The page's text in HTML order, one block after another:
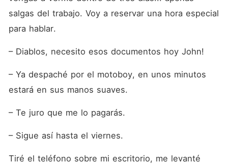
salgas del trabajo. Voy a reservar una hora especial
para hablar.
– Diablos, necesito esos documentos hoy John!
– Ya despaché por el motoboy, en unos minutos
estará en sus manos suaves.
– Te juro que me lo pagarás.
– Sigue así hasta el viernes.
Tiré el teléfono sobre mi escritorio, me levanté